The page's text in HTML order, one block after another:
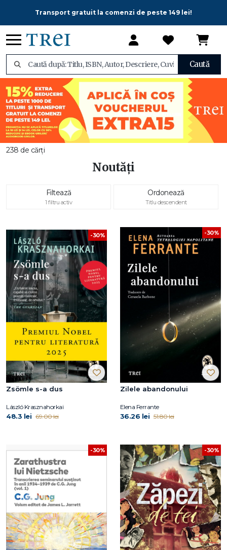
Transport gratuit la comenzi de peste 149 lei!
Caută
238 de cărți
Noutăți
Filtează
1 filtru activ
Ordonează
Titlu descendent
-30%
Zsömle s-a dus
László Krasznahorkai
48.3 lei 69.00 lei
-30%
Zilele abandonului
Elena Ferrante
36.26 lei 51.80 lei
-30% -30%